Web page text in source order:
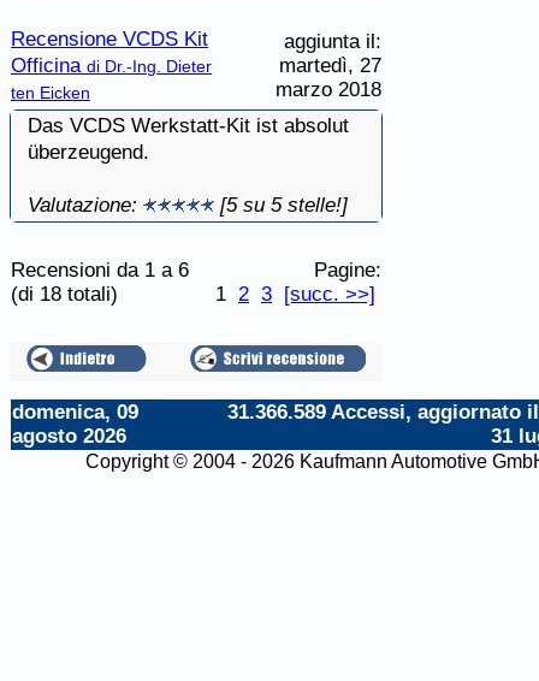
Recensione VCDS Kit
Officina di Dr.-Ing. Dieter
ten Eicken
aggiunta il:
martedì, 27
marzo 2018
Das VCDS Werkstatt-Kit ist absolut
überzeugend.
Valutazione: [5 su 5 stelle!]
Recensioni da 1 a 6
(di 18 totali)
Pagine:
1 2 3 [succ. >>]
domenica, 09
agosto 2026
31.366.589 Accessi, aggiornato
31
Copyright © 2004 - 2026 Kaufmann Automotive